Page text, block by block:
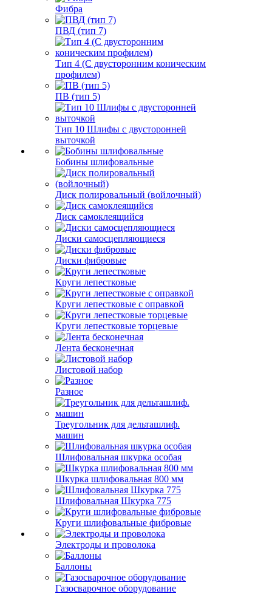
Фибра
ПВД (тип 7)
Тип 4 (С двусторонним коническим
профилем)
ПВ (тип 5)
Тип 10 Шлифы с двусторонней
выточкой
Бобины шлифовальные
Диск полировальный (войлочный)
Диск самоклеящийся
Диски самосцепляющиеся
Диски фибровые
Круги лепестковые
Круги лепестковые с оправкой
Круги лепестковые торцевые
Лента бесконечная
Листовой набор
Разное
Треугольник для дельташлиф.
машин
Шлифовальная шкурка особая
Шкурка шлифовальная 800 мм
Шлифовальная Шкурка 775
Круги шлифовальные фибровые
Электроды и проволока
Баллоны
Газосварочное оборудование